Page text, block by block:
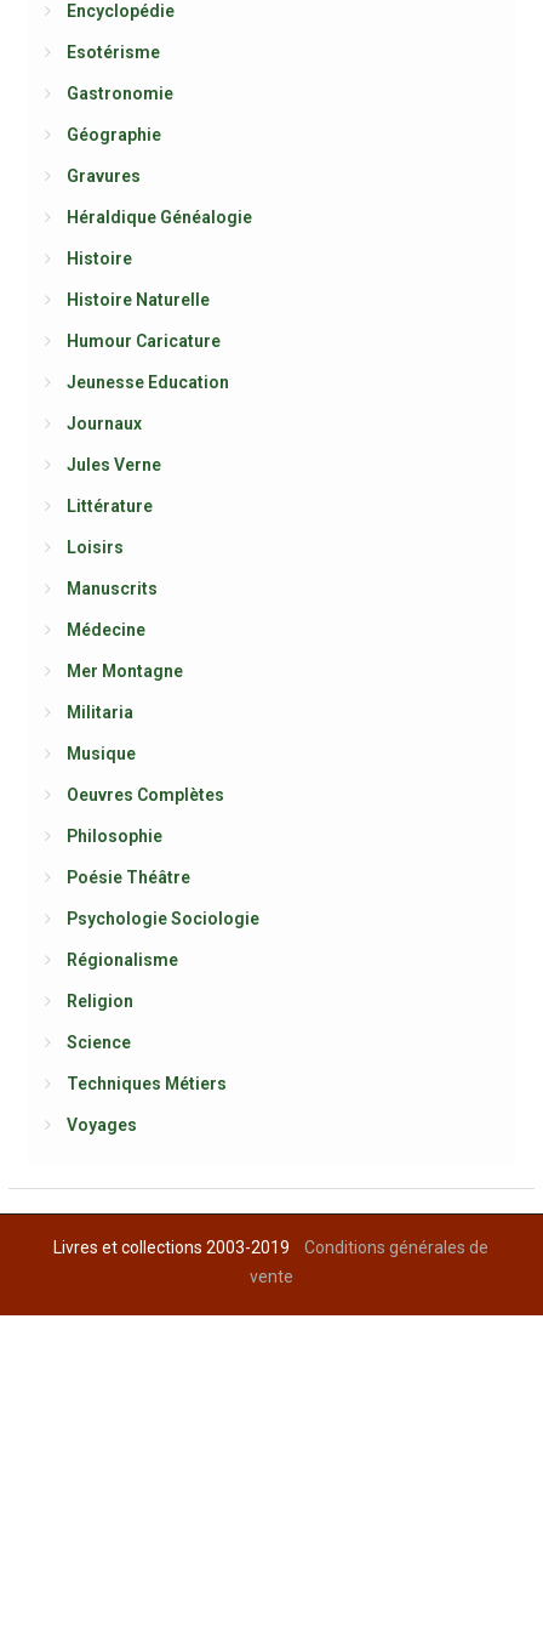
Encyclopédie
Esotérisme
Gastronomie
Géographie
Gravures
Héraldique Généalogie
Histoire
Histoire Naturelle
Humour Caricature
Jeunesse Education
Journaux
Jules Verne
Littérature
Loisirs
Manuscrits
Médecine
Mer Montagne
Militaria
Musique
Oeuvres Complètes
Philosophie
Poésie Théâtre
Psychologie Sociologie
Régionalisme
Religion
Science
Techniques Métiers
Voyages
Livres et collections 2003-2019Conditions générales de
vente